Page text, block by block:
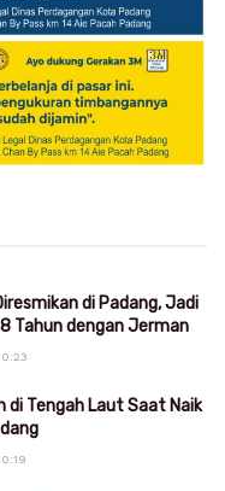
di Padang, Jadi
Tahun dengan Jerman
di Tengah Laut Saat Naik